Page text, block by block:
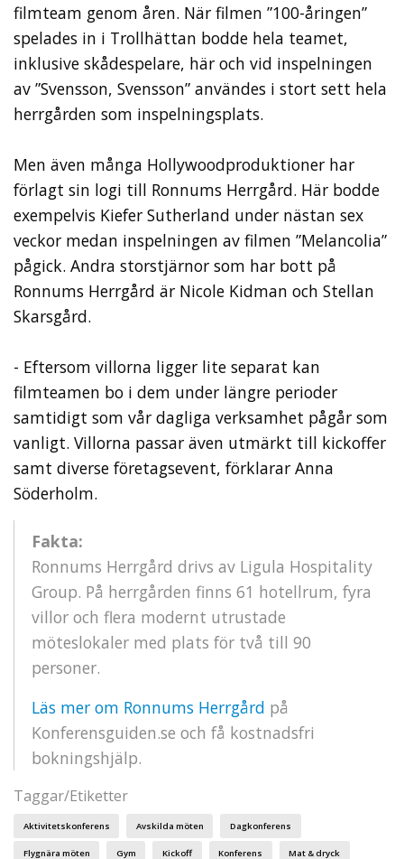
filmteam genom åren. När filmen ”100-åringen”
spelades in i Trollhättan bodde hela teamet,
inklusive skådespelare, här och vid inspelningen
av ”Svensson, Svensson” användes i stort sett hela
herrgården som inspelningsplats.
Men även många Hollywoodproduktioner har
förlagt sin logi till Ronnums Herrgård. Här bodde
exempelvis Kiefer Sutherland under nästan sex
veckor medan inspelningen av filmen ”Melancolia”
pågick. Andra storstjärnor som har bott på
Ronnums Herrgård är Nicole Kidman och Stellan
Skarsgård.
- Eftersom villorna ligger lite separat kan
filmteamen bo i dem under längre perioder
samtidigt som vår dagliga verksamhet pågår som
vanligt. Villorna passar även utmärkt till kickoffer
samt diverse företagsevent, förklarar Anna
Söderholm.
Fakta:
Ronnums Herrgård drivs av Ligula Hospitality
Group. På herrgården finns 61 hotellrum, fyra
villor och flera modernt utrustade
möteslokaler med plats för två till 90
personer.
Läs mer om Ronnums Herrgård på
Konferensguiden.se och få kostnadsfri
bokningshjälp.
Taggar/Etiketter
Aktivitetskonferens Avskilda möten Dagkonferens
Flygnära möten Gym Kickoff Konferens Mat & dryck